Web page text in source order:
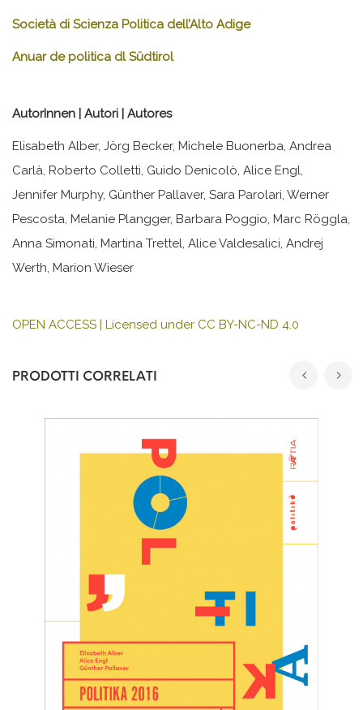
Società di Scienza Politica dell’Alto Adige
Anuar de politica dl Südtirol
AutorInnen | Autori | Autores
Elisabeth Alber, Jörg Becker, Michele Buonerba, Andrea
Carlà, Roberto Colletti, Guido Denicolò, Alice Engl,
Jennifer Murphy, Günther Pallaver, Sara Parolari, Werner
Pescosta, Melanie Plangger, Barbara Poggio, Marc Röggla,
Anna Simonati, Martina Trettel, Alice Valdesalici, Andrej
Werth, Marion Wieser
OPEN ACCESS | Licensed under CC BY-NC-ND 4.0
PRODOTTI CORRELATI